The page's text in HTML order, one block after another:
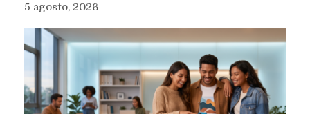
5 agosto, 2026